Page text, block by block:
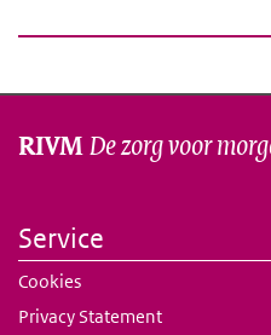
RIVMDe zorg voor
Service
Cookies
Privacy Statement